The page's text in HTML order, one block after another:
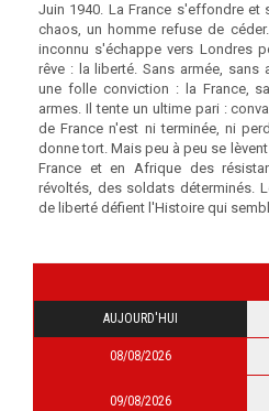
Juin 1940. La France s'effondre et
chaos, un homme refuse de
inconnu s'échappe vers Londres
rêve : la liberté. Sans armée, sans
une folle conviction : la France,
armes. Il tente un ultime pari :
de France n'est ni terminée, ni
donne tort. Mais peu à peu se
France et en Afrique des
révoltés, des soldats déterminés.
de liberté défient l'Histoire qui
AUJOURD'HUI
08/08/2026
09/08/2026